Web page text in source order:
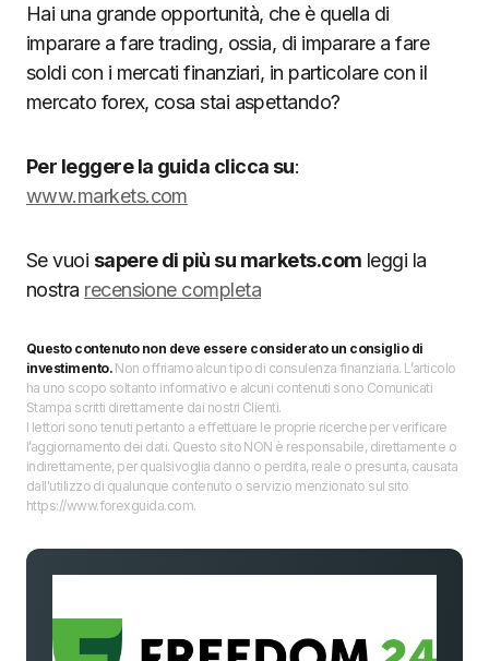
Hai una grande opportunità, che è quella di
imparare a fare trading, ossia, di imparare a fare
soldi con i mercati finanziari, in particolare con il
mercato forex, cosa stai aspettando?
Per leggere la guida clicca su:
www.markets.com
Se vuoi sapere di più su markets.com leggi la
nostra recensione completa
Questo contenuto non deve essere considerato un consiglio di
investimento.Non offriamo alcun tipo di consulenza finanziaria. L’articolo
ha uno scopo soltanto informativo e alcuni contenuti sono Comunicati
Stampa scritti direttamente dai nostri Clienti.
I lettori sono tenuti pertanto a effettuare le proprie ricerche per verificare
l’aggiornamento dei dati. Questo sito NON è responsabile, direttamente o
indirettamente, per qualsivoglia danno o perdita, reale o presunta, causata
dall'utilizzo di qualunque contenuto o servizio menzionato sul sito
https://www.forexguida.com.